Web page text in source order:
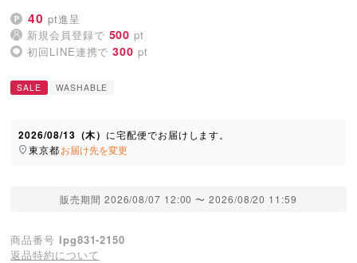
40 pt進呈
新規会員登録で 500 pt
初回LINE連携で 300 pt
SALE WASHABLE
2026/08/13（木） に宅配便でお届けします。
東京都お届け先を変更
販売期間 2026/08/07 12:00 〜 2026/08/20 11:59
商品番号 lpg831-2150
返品特約について